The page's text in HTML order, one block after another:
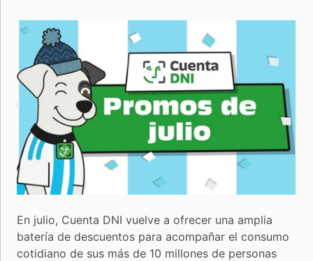
En julio, Cuenta DNI vuelve a ofrecer una amplia
batería de descuentos para acompañar el consumo
cotidiano de sus más de 10 millones de personas